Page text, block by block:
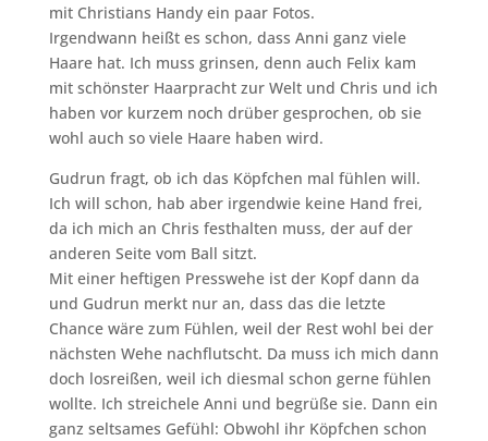
mit Christians Handy ein paar Fotos.
Irgendwann heißt es schon, dass Anni ganz viele
Haare hat. Ich muss grinsen, denn auch Felix kam
mit schönster Haarpracht zur Welt und Chris und ich
haben vor kurzem noch drüber gesprochen, ob sie
wohl auch so viele Haare haben wird.
Gudrun fragt, ob ich das Köpfchen mal fühlen will.
Ich will schon, hab aber irgendwie keine Hand frei,
da ich mich an Chris festhalten muss, der auf der
anderen Seite vom Ball sitzt.
Mit einer heftigen Presswehe ist der Kopf dann da
und Gudrun merkt nur an, dass das die letzte
Chance wäre zum Fühlen, weil der Rest wohl bei der
nächsten Wehe nachflutscht. Da muss ich mich dann
doch losreißen, weil ich diesmal schon gerne fühlen
wollte. Ich streichele Anni und begrüße sie. Dann ein
ganz seltsames Gefühl: Obwohl ihr Köpfchen schon